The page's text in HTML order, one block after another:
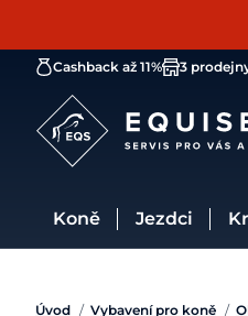
Cashback až 11% 3
Koně Jezdci
Úvod / Vybavení pro koně /